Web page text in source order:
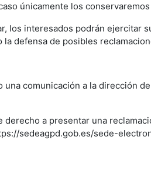
únicamente los
los interesados podrán ejercitar
defensa de posibles
comunicación a la dirección
a presentar una
sedeagpd.gob.es/sede-